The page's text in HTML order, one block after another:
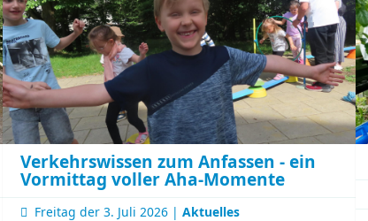
Verkehrswissen zum Anfassen - ein
Vormittag voller Aha-Momente
Freitag der 3. Juli 2026 | Aktuelles